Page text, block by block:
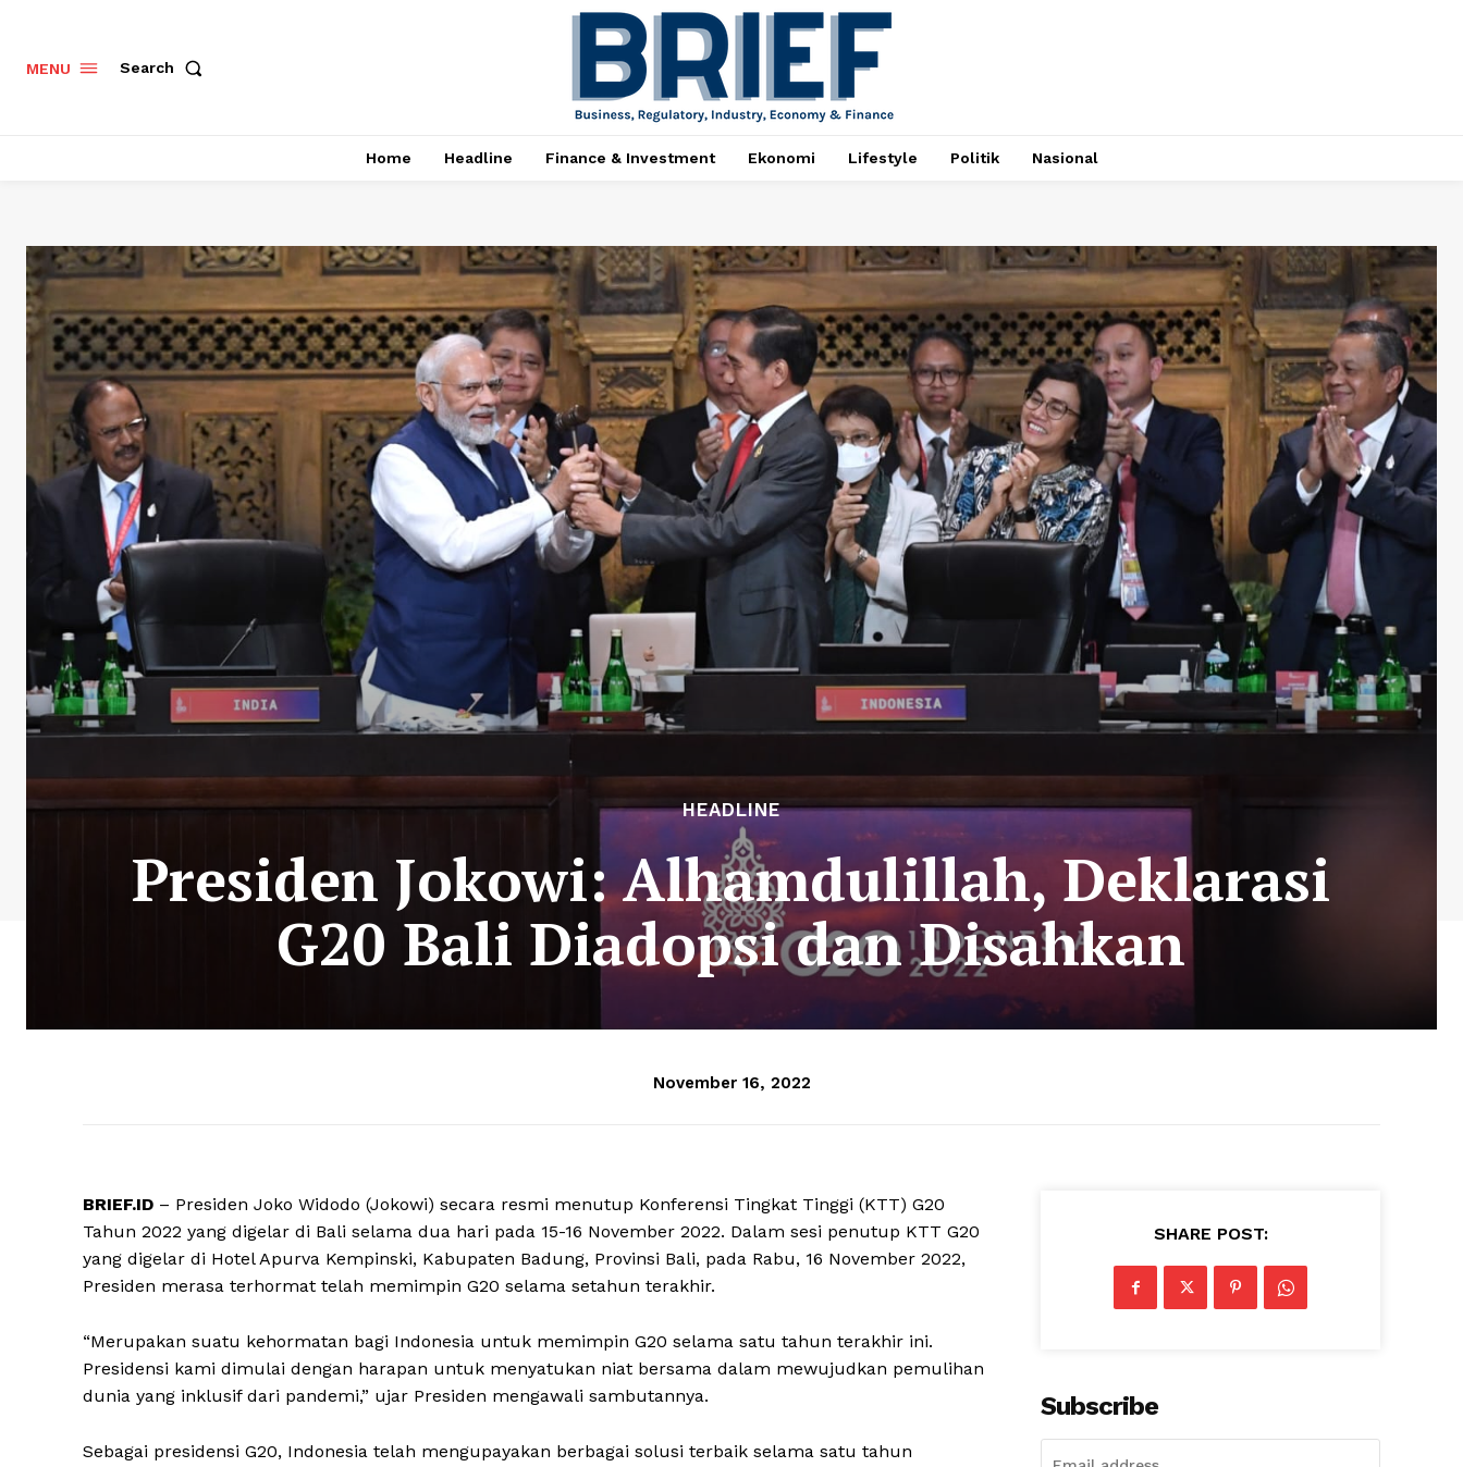
MENU Search
Home Headline Finance & Investment Ekonomi Lifestyle Politik Nasional
HEADLINE
Presiden Jokowi: Alhamdulillah, Deklarasi
G20 Bali Diadopsi dan Disahkan
November 16, 2022
BRIEF.ID – Presiden Joko Widodo (Jokowi) secara resmi menutup Konferensi Tingkat Tinggi (KTT) G20
Tahun 2022 yang digelar di Bali selama dua hari pada 15-16 November 2022. Dalam sesi penutup KTT G20
yang digelar di Hotel Apurva Kempinski, Kabupaten Badung, Provinsi Bali, pada Rabu, 16 November 2022,
Presiden merasa terhormat telah memimpin G20 selama setahun terakhir.
“Merupakan suatu kehormatan bagi Indonesia untuk memimpin G20 selama satu tahun terakhir ini.
Presidensi kami dimulai dengan harapan untuk menyatukan niat bersama dalam mewujudkan pemulihan
dunia yang inklusif dari pandemi,” ujar Presiden mengawali sambutannya.
Sebagai presidensi G20, Indonesia telah mengupayakan berbagai solusi terbaik selama satu tahun
SHARE POST:
Subscribe